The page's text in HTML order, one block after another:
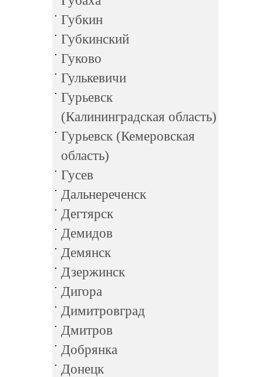
Губкин
Губкинский
Гуково
Гулькевичи
Гурьевск
(Калининградская область)
Гурьевск (Кемеровская
область)
Гусев
Дальнереченск
Дегтярск
Демидов
Демянск
Дзержинск
Дигора
Димитровград
Дмитров
Добрянка
Донецк